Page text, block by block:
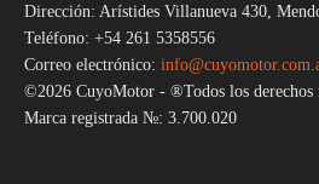
Dirección: Arístides Villanueva 430,
Teléfono: +54 261 5358556
Correo electrónico:
©2026 CuyoMotor - ®Todos los derechos
Marca registrada №: 3.700.020